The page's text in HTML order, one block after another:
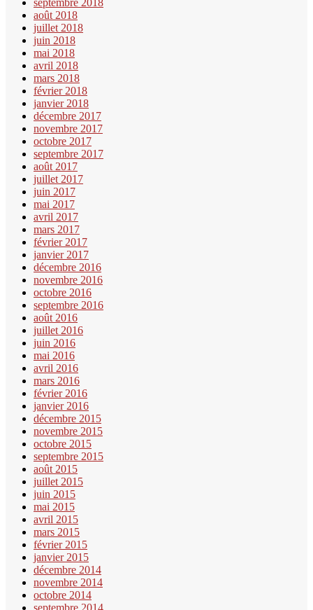
septembre 2018
août 2018
juillet 2018
juin 2018
mai 2018
avril 2018
mars 2018
février 2018
janvier 2018
décembre 2017
novembre 2017
octobre 2017
septembre 2017
août 2017
juillet 2017
juin 2017
mai 2017
avril 2017
mars 2017
février 2017
janvier 2017
décembre 2016
novembre 2016
octobre 2016
septembre 2016
août 2016
juillet 2016
juin 2016
mai 2016
avril 2016
mars 2016
février 2016
janvier 2016
décembre 2015
novembre 2015
octobre 2015
septembre 2015
août 2015
juillet 2015
juin 2015
mai 2015
avril 2015
mars 2015
février 2015
janvier 2015
décembre 2014
novembre 2014
octobre 2014